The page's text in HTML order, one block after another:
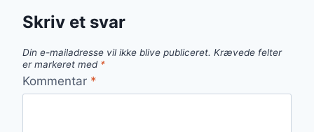
Skriv et svar
Din e-mailadresse vil ikke blive publiceret. Krævede felter
er markeret med *
Kommentar *